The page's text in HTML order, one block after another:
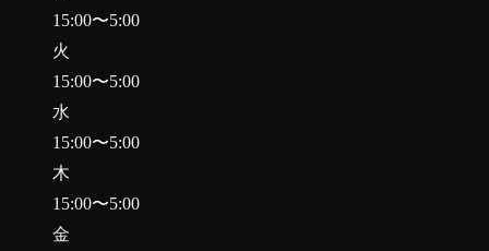
15:00〜5:00
火
15:00〜5:00
水
15:00〜5:00
木
15:00〜5:00
金